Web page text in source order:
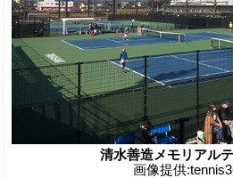
清水善造メモリアル
画像提供